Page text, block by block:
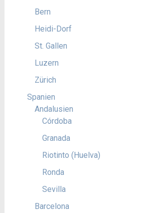
Bern
Heidi-Dorf
St. Gallen
Luzern
Zürich
Spanien
Andalusien
Córdoba
Granada
Riotinto (Huelva)
Ronda
Sevilla
Barcelona